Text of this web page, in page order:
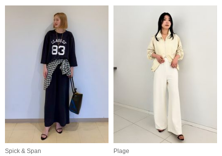
Spick & Span
Plage